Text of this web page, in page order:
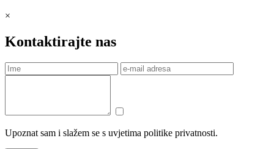
×
Kontaktirajte nas
Upoznat sam i slažem se s uvjetima politike privatnosti.